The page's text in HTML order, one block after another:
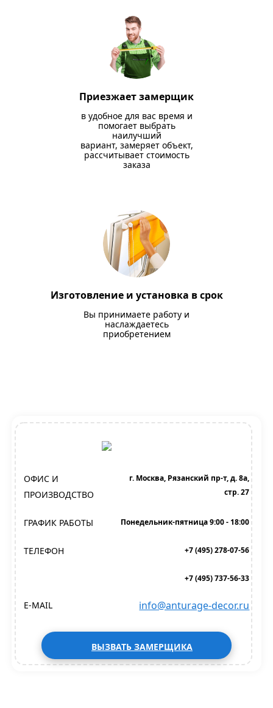
Приезжает замерщик
в удобное для вас время и
помогает выбрать
наилучший
вариант, замеряет объект,
рассчитывает стоимость
заказа
Изготовление и установка в срок
Вы принимаете работу и
наслаждаетесь
приобретением
ОФИС И
ПРОИЗВОДСТВО
г. Москва, Рязанский пр-т, д. 8а,
стр. 27
ГРАФИК РАБОТЫ Понедельник-пятница 9:00 - 18:00
ТЕЛЕФОН +7 (495) 278-07-56
+7 (495) 737-56-33
E-MAIL info@anturage-decor.ru
ВЫЗВАТЬ ЗАМЕРЩИКА